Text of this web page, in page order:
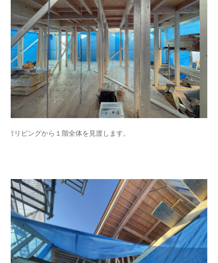
⇧リビングから１階全体を見渡します。